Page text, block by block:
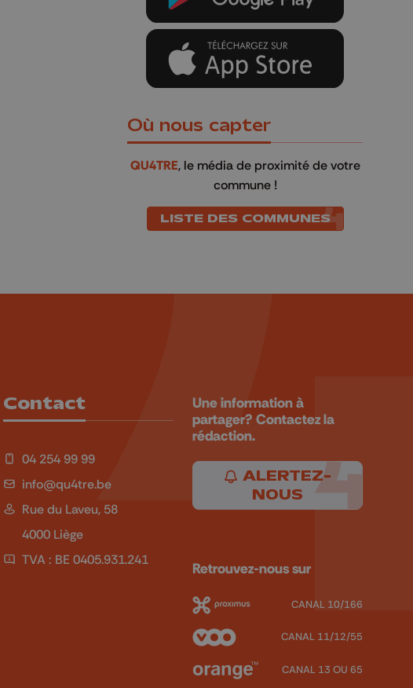
Où nous capter
QU4TRE, le média de proximité de votre
commune !
LISTE DES COMMUNES
Contact
04 254 99 99
info@qu4tre.be
Rue du Laveu, 58
4000 Liège
TVA : BE 0405.931.241
Une information à
partager? Contactez la
rédaction.
ALERTEZ-
NOUS
Retrouvez-nous sur
CANAL 10/166
CANAL 11/12/55
CANAL 13 OU 65